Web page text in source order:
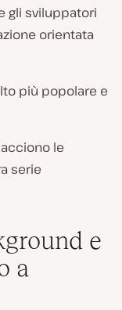
gli sviluppatori
orientata
più popolare e
le
serie
e
a